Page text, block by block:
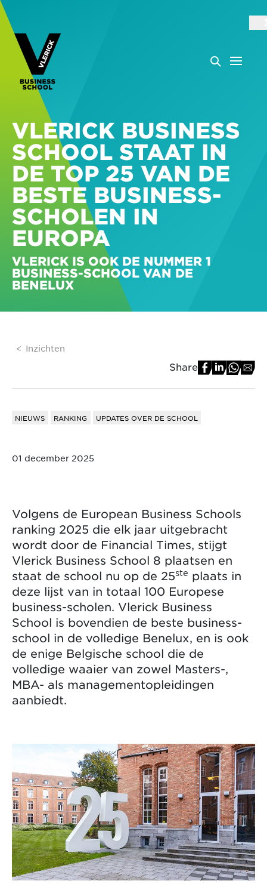
VLERICK BUSINESS
SCHOOL STAAT IN
DE TOP 25 VAN DE
BESTE BUSINESS-
SCHOLEN IN
EUROPA
VLERICK IS OOK DE NUMMER 1
BUSINESS-SCHOOL VAN DE
BENELUX
Inzichten
Share
NIEUWS RANKING UPDATES OVER DE SCHOOL
01 december 2025
Volgens de European Business Schools
ranking 2025 die elk jaar uitgebracht
wordt door de Financial Times, stijgt
Vlerick Business School 8 plaatsen en
staat de school nu op de 25ste plaats in
deze lijst van in totaal 100 Europese
business-scholen. Vlerick Business
School is bovendien de beste business-
school in de volledige Benelux, en is ook
de enige Belgische school die de
volledige waaier van zowel Masters-,
MBA- als managementopleidingen
aanbiedt.